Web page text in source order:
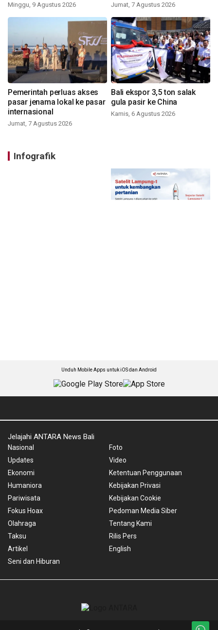
Minggu, 9 Agustus 2026 Jumat, 7 Agustus 2026
Pemerintah perluas akses
pasar jenama lokal ke pasar
internasional
Jumat, 7 Agustus 2026
Bali ekspor 3,5 ton salak
gula pasir ke China
Kamis, 6 Agustus 2026
Infografik
Unduh Mobile Apps untuk iOS dan Android
Jelajahi ANTARA News Bali
Nasional
Updates
Ekonomi
Humaniora
Pariwisata
Fokus Hoax
Olahraga
Taksu
Artikel
Seni dan Hiburan
Foto
Video
Ketentuan Penggunaan
Kebijakan Privasi
Kebijakan Cookie
Pedoman Media Siber
Tentang Kami
Rilis Pers
English